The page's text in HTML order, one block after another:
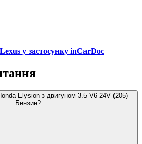
у застосунку inCarDoc
Elysion з двигуном 3.5 V6 24V (205)
Бензин?